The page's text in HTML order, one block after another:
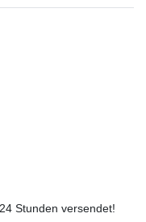
Stunden versendet!